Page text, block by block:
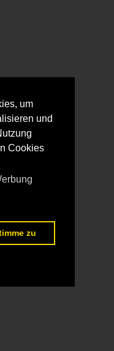
um
und
Cookies
zu